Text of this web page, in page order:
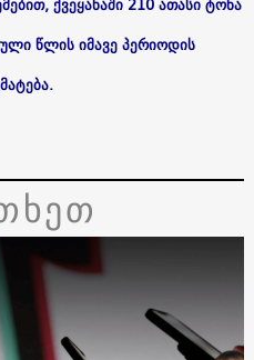
წლის იმავე პერიოდის